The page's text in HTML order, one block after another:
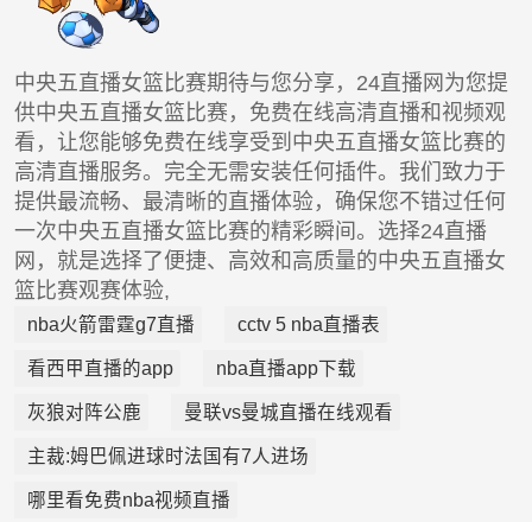
中央五直播女篮比赛期待与您分享，24直播网为您提
供中央五直播女篮比赛，免费在线高清直播和视频观
看，让您能够免费在线享受到中央五直播女篮比赛的
高清直播服务。完全无需安装任何插件。我们致力于
提供最流畅、最清晰的直播体验，确保您不错过任何
一次中央五直播女篮比赛的精彩瞬间。选择24直播
网，就是选择了便捷、高效和高质量的中央五直播女
篮比赛观赛体验,
nba火箭雷霆g7直播 cctv 5 nba直播表
看西甲直播的app nba直播app下载
灰狼对阵公鹿 曼联vs曼城直播在线观看
主裁:姆巴佩进球时法国有7人进场
哪里看免费nba视频直播